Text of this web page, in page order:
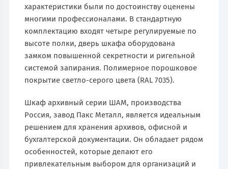
характеристики были по достоинству оценены
многими профессионалами. В стандартную
комплектацию входят четыре регулируемые по
высоте полки, дверь шкафа оборудована
замком повышенной секретности и ригельной
системой запирания. Полимерное порошковое
покрытие светло-серого цвета (RAL 7035).
Шкаф архивный серии ШАМ, производства
Россия, завод Пакс Металл, является идеальным
решением для хранения архивов, офисной и
бухгалтерской документации. Он обладает рядом
особенностей, которые делают его
привлекательным выбором для организаций и